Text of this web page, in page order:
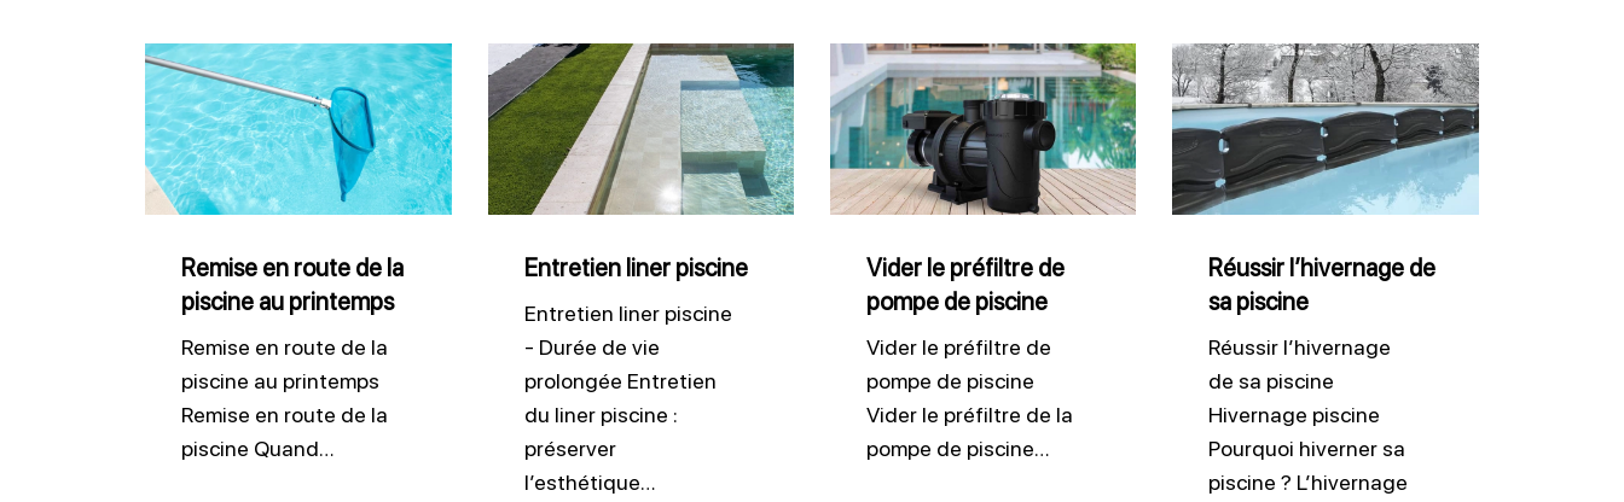
Remise
en
route
de
la
piscine
printemps
Remise en route de la
piscine au printemps
Remise en route de la
piscine au printemps
Remise en route de la
piscine Quand…
Entretien
liner
piscine
Entretien liner piscine
Entretien liner piscine
- Durée de vie
prolongée Entretien
du liner piscine :
préserver
l’esthétique…
Vider
le
préfiltre
de
pompe
piscine
Vider le préfiltre de
pompe de piscine
Vider le préfiltre de
pompe de piscine
Vider le préfiltre de la
pompe de piscine…
Réussir
l’hivernage
de
sa
piscine
Réussir l’hivernage de
sa piscine
Réussir l’hivernage
de sa piscine
Hivernage piscine
Pourquoi hiverner sa
piscine ? L’hivernage